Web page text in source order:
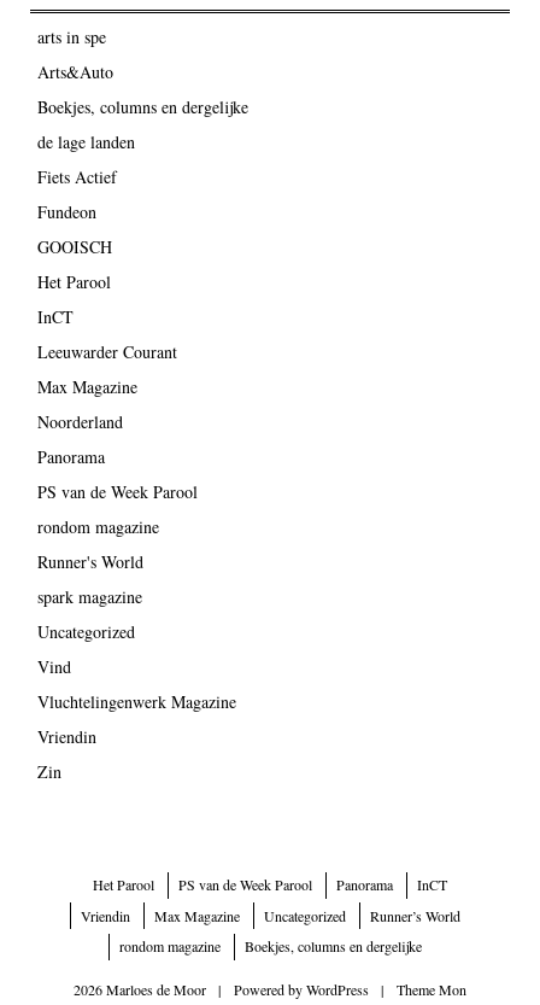
arts in spe
Arts&Auto
Boekjes, columns en dergelijke
de lage landen
Fiets Actief
Fundeon
GOOISCH
Het Parool
InCT
Leeuwarder Courant
Max Magazine
Noorderland
Panorama
PS van de Week Parool
rondom magazine
Runner's World
spark magazine
Uncategorized
Vind
Vluchtelingenwerk Magazine
Vriendin
Zin
Het Parool PS van de Week Parool Panorama
InCT
Vriendin
Max Magazine Uncategorized
Runner’s World
rondom magazine
Boekjes, columns en dergelijke
2026 Marloes de Moor | Powered byWordPress |
Theme Mon